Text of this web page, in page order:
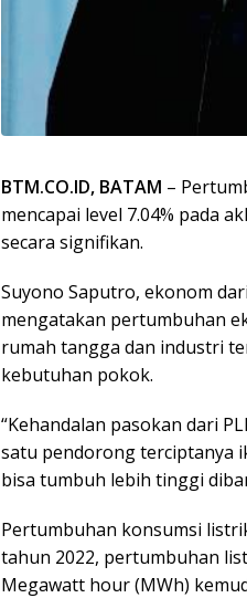
BTM.CO.ID, BATAM –
mencapai level 7.04% pada
secara signifikan.
Suyono Saputro, ekonom
mengatakan pertumbuhan
rumah tangga dan industri
kebutuhan pokok.
“Kehandalan pasokan dari
satu pendorong terciptanya
bisa tumbuh lebih tinggi
Pertumbuhan konsumsi
tahun 2022, pertumbuhan
Megawatt hour (MWh)